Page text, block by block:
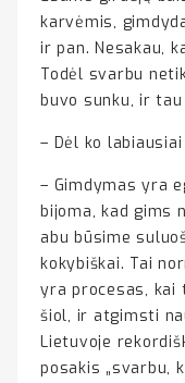
karvėmis,
ir pan. Nesakau,
Todėl svarbu
buvo sunku, ir tau
– Dėl ko
– Gimdymas yra
bijoma, kad gims
abu būsime
kokybiškai. Tai
yra procesas, kai
šiol, ir atgimsti
Lietuvoje
posakis „svarbu,